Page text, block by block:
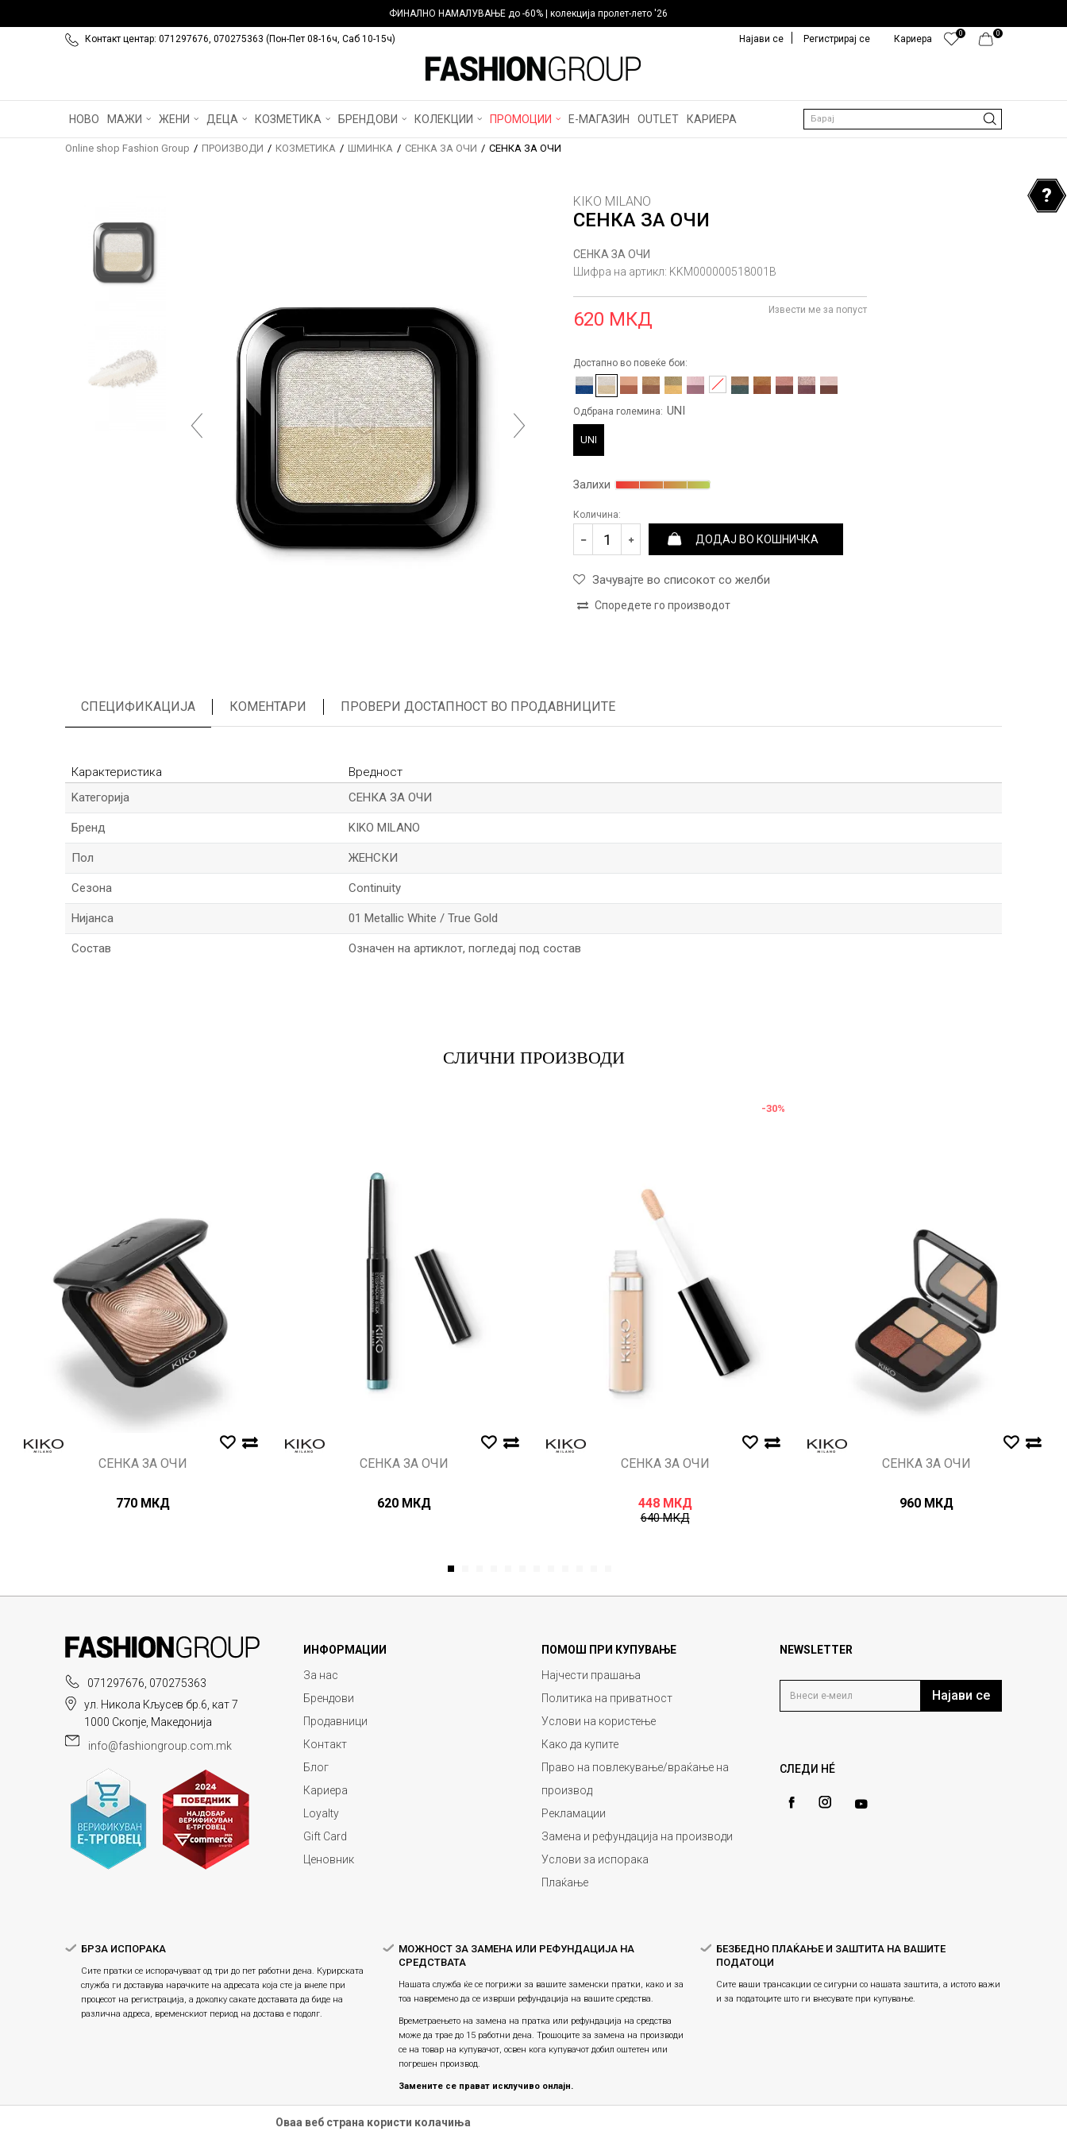
ФИНАЛНО НАМАЛУВАЊЕ до -60% | колекција пролет-лето '26
Контакт центар: 071297676, 070275363 (Пон-Пет 08-16ч, Саб 10-15ч) 0
0
Кариера
Најави се Регистрирај се
НОВО МАЖИ ЖЕНИ ДЕЦА КОЗМЕТИКА БРЕНДОВИ КОЛЕКЦИИ ПРОМОЦИИ Е-МАГАЗИН OUTLET КАРИЕРА Барај
Online shop Fashion Group ПРОИЗВОДИ КОЗМЕТИКА ШМИНКА СЕНКА ЗА ОЧИ СЕНКА ЗА ОЧИ
KIKO MILANO
СЕНКА ЗА ОЧИ
СЕНКА ЗА ОЧИ
Шифра на артикл: KKM000000518001B
620 МКД Извести ме за попуст
Достапно во повеќе бои:
Одбрана големина: UNI
UNI
Залихи
Количина:
ДОДАЈ ВО КОШНИЧКА
Зачувајте во списокот со желби
Споредете го производот
СПЕЦИФИКАЦИЈА КОМЕНТАРИ ПРОВЕРИ ДОСТАПНОСТ ВО ПРОДАВНИЦИТЕ
Карактеристика
Вредност
Kатегорија
СЕНКА ЗА ОЧИ
Бренд KIKO MILANO
Пол ЖЕНСКИ
Сезона Continuity
Нијанса 01 Metallic White / True Gold
Состав Означен на артиклот, погледај под состав
ИСПРАТИ
СЛИЧНИ ПРОИЗВОДИ
СЕНКА ЗА ОЧИ
770 МКД
СЕНКА ЗА ОЧИ
620 МКД
-30%
СЕНКА ЗА ОЧИ
448 МКД
640МКД
СЕНКА ЗА ОЧИ
960 МКД
1
071297676, 070275363
ул. Никола Кљусев бр.6, кат 7
1000 Скопје, Македонија
info@fashiongroup.com.mk
ИНФОРМАЦИИ
За нас
Брендови
Продавници
Контакт
Блог
Кариера
Loyalty
Gift Card
Ценовник
ПОМОШ ПРИ КУПУВАЊЕ
Најчести прашања
Политика на приватност
Услови на користење
Како да купите
Право на повлекување/враќање на
производ
Рекламации
Замена и рефундација на производи
Услови за испорака
Плаќање
NEWSLETTER
Најави се
СЛЕДИ НÉ
БРЗА ИСПОРАКА
Сите пратки се испорачуваат од три до пет работни дена. Курирската
служба ги доставува нарачките на адресата која сте ја внеле при
процесот на регистрација, а доколку сакате доставата да биде на
различна адреса, временскиот период на достава е подолг.
МОЖНОСТ ЗА ЗАМЕНА ИЛИ РЕФУНДАЦИЈА НА
СРЕДСТВАТА
Нашата служба ќе се погрижи за вашите заменски пратки, како и за
тоа навремено да се изврши рефундација на вашите средства.
Времетраењето на замена на пратка или рефундацијa на средства
може да трае до 15 работни дена. Трошоците за замена на производи
се на товар на купувачот, освен кога купувачот добил оштетен или
погрешен производ.
Замените се прават исклучиво онлајн.
Праксата на замена на производите продолжува, истите се
заменуваат единствено онлајн и не е можна физичка замена во
БЕЗБЕДНО ПЛАЌАЊЕ И ЗАШТИТА НА ВАШИТЕ
ПОДАТОЦИ
Сите ваши трансакции се сигурни со нашата заштита, а истото важи
и за податоците што ги внесувате при купување.
Оваа веб страна користи колачиња